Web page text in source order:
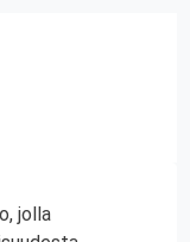
jolla